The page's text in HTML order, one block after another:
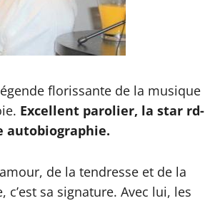
florissante de la musique
Excellent parolier, la star rd-
autobiographie.
de la tendresse et de la
sa signature. Avec lui, les